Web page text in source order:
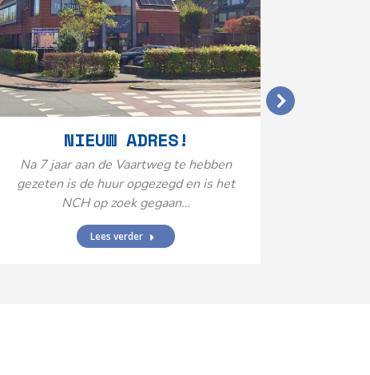
NIEUW ADRES!
Na 7 jaar aan de Vaartweg te hebben
gezeten is de huur opgezegd en is het
NCH op zoek gegaan…
Lees verder